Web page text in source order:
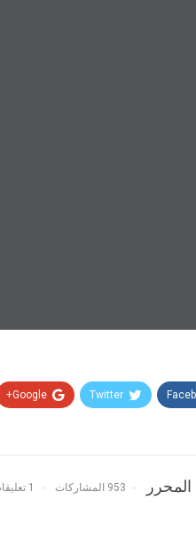
Twitter
Google+
المحرر 953 المشاركات 1 تعليقات